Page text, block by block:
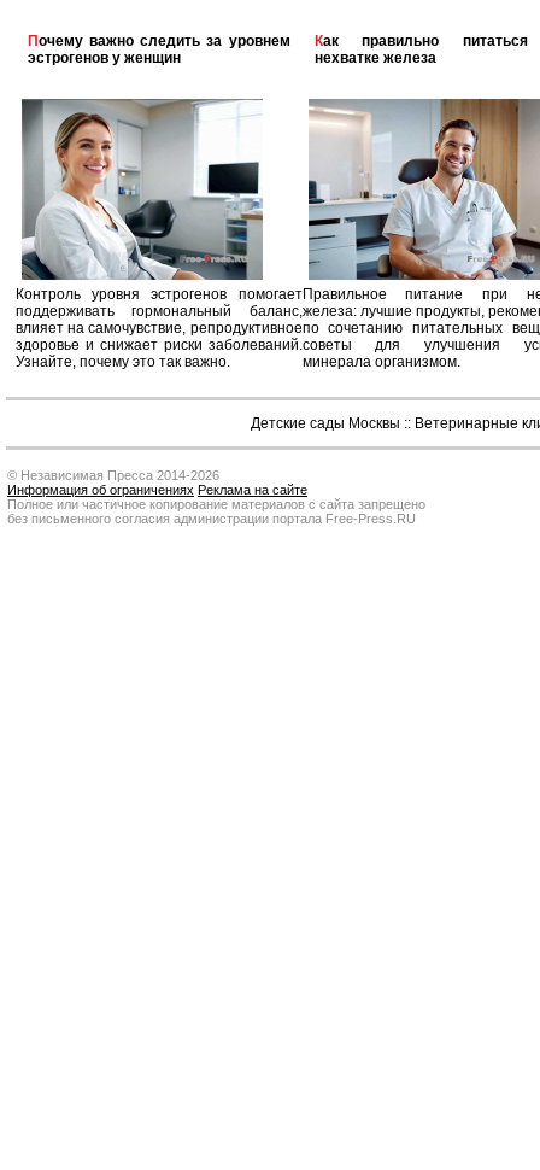
Почему важно следить за уровнем
эстрогенов у женщин
Контроль уровня эстрогенов помогает
поддерживать гормональный баланс,
влияет на самочувствие, репродуктивное
здоровье и снижает риски заболеваний.
Узнайте, почему это так важно.
Как правильно питаться при
нехватке железа
Правильное питание при
железа: лучшие продукты,
по сочетанию питательных
советы для улучшения
минерала организмом.
Детские сады Москвы :: Ветеринарные
© Независимая Пресса 2014-2026
Информация об ограничениях Реклама на сайте
Полное или частичное копирование материалов с сайта запрещено
без письменного согласия администрации портала Free-Press.RU